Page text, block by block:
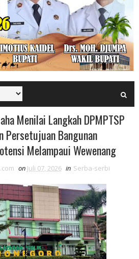
Menilai Langkah DPMPTSP
Persetujuan Bangunan
Melampaui Wewenang
on Juli 07, 2026 in Serba-serbi